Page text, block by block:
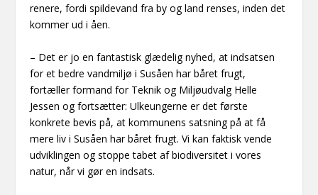
renere, fordi spildevand fra by og land renses, inden det
kommer ud i åen.
– Det er jo en fantastisk glædelig nyhed, at indsatsen
for et bedre vandmiljø i Susåen har båret frugt,
fortæller formand for Teknik og Miljøudvalg Helle
Jessen og fortsætter: Ulkeungerne er det første
konkrete bevis på, at kommunens satsning på at få
mere liv i Susåen har båret frugt. Vi kan faktisk vende
udviklingen og stoppe tabet af biodiversitet i vores
natur, når vi gør en indsats.